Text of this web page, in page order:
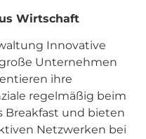
Wirtschaft
Innovative
Unternehmen
ihre
regelmäßig beim
Breakfast und bieten
Netzwerken bei